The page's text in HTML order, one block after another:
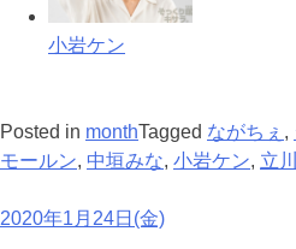
小岩ケン
Posted in monthTagged ながちぇ ,
モールン, 中垣みな, 小岩ケン, 立
2020年1月24日(金)